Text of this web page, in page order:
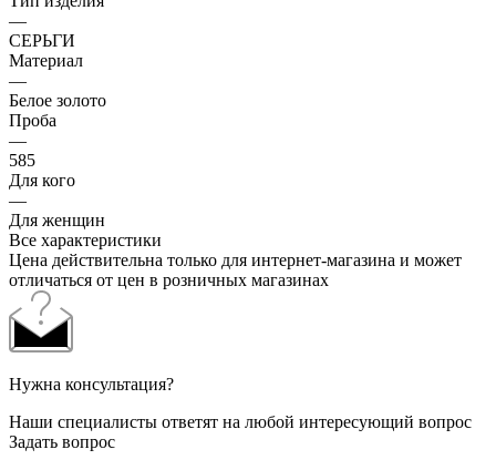
—
СЕРЬГИ
Материал
—
Белое золото
Проба
—
585
Для кого
—
Для женщин
Все характеристики
Цена действительна только для интернет-магазина и может
отличаться от цен в розничных магазинах
Нужна консультация?
Наши специалисты ответят на любой интересующий вопрос
Задать вопрос